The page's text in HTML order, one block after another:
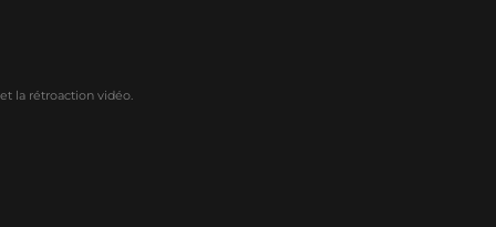
la rétroaction vidéo.